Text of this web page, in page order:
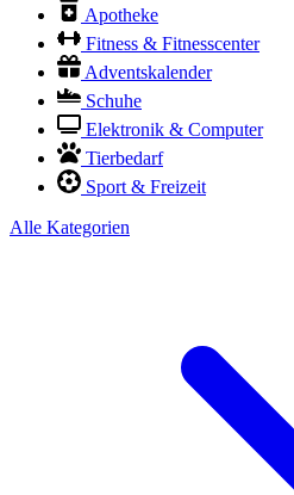
Apotheke
Fitness & Fitnesscenter
Adventskalender
Schuhe
Elektronik & Computer
Tierbedarf
Sport & Freizeit
Alle Kategorien